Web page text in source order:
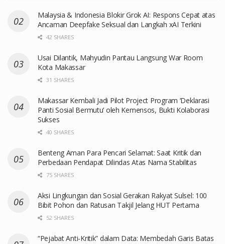
Malaysia & Indonesia Blokir Grok AI: Respons Cepat atas
Ancaman Deepfake Seksual dan Langkah xAI Terkini
42 SHARES
Usai Dilantik, Mahyudin Pantau Langsung War Room
Kota Makassar
31 SHARES
Makassar Kembali Jadi Pilot Project Program ‘Deklarasi
Panti Sosial Bermutu’ oleh Kemensos, Bukti Kolaborasi
Sukses
40 SHARES
Benteng Aman Para Pencari Selamat: Saat Kritik dan
Perbedaan Pendapat Dilindas Atas Nama Stabilitas
75 SHARES
Aksi Lingkungan dan Sosial Gerakan Rakyat Sulsel: 100
Bibit Pohon dan Ratusan Takjil Jelang HUT Pertama
52 SHARES
“Pejabat Anti-Kritik” dalam Data: Membedah Garis Batas